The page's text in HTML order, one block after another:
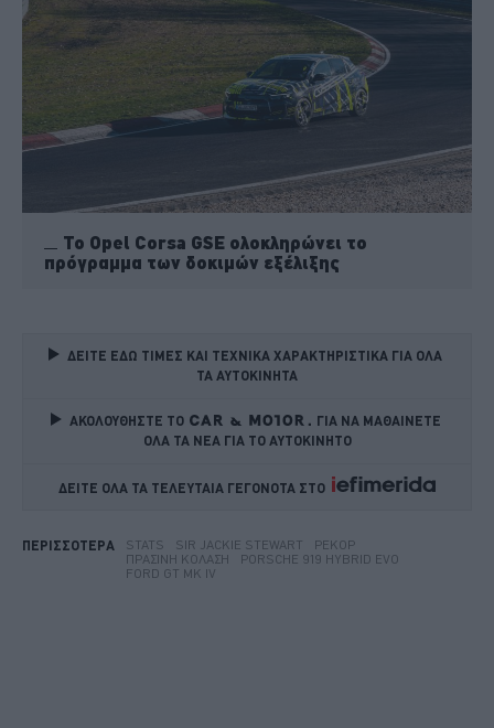
Το Opel Corsa GSE ολοκληρώνει το
πρόγραμμα των δοκιμών εξέλιξης
ΔΕΙΤΕ ΕΔΩ ΤΙΜΕΣ ΚΑΙ ΤΕΧΝΙΚΑ ΧΑΡΑΚΤΗΡΙΣΤΙΚΑ ΓΙΑ ΟΛΑ
ΤΑ ΑΥΤΟΚΙΝΗΤΑ
ΑΚΟΛΟΥΘΗΣΤΕ ΤΟ
ΓΙΑ ΝΑ ΜΑΘΑΙΝΕΤΕ
ΟΛΑ ΤΑ ΝΕΑ ΓΙΑ ΤΟ ΑΥΤΟΚΙΝΗΤΟ
ΔΕΙΤΕ ΟΛΑ ΤΑ ΤΕΛΕΥΤΑΙΑ ΓΕΓΟΝΟΤΑ ΣΤΟ
ΠΕΡΙΣΣΟΤΕΡΑ STATS SIR JACKIE STEWART
ΡΕΚΌΡ
ΠΡΆΣΙΝΗ ΚΌΛΑΣΗ
PORSCHE 919 HYBRID EVO
FORD GT MK IV